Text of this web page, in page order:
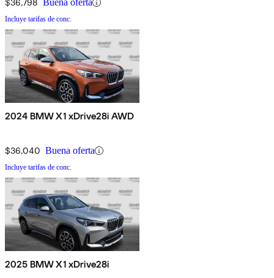
$36,798 Buena oferta
Incluye tarifas de conc.
2024 BMW X1 xDrive28i AWD
$36,040 Buena oferta
Incluye tarifas de conc.
2025 BMW X1 xDrive28i